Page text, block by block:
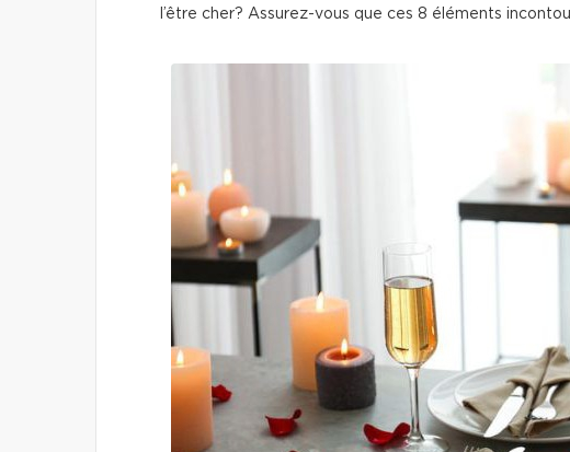
l’être cher? Assurez-vous que ces 8 éléments